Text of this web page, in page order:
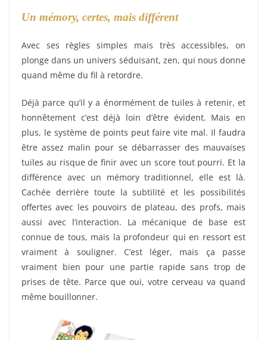
Un mémory, certes, mais différent
Avec ses règles simples mais très accessibles, on
plonge dans un univers séduisant, zen, qui nous donne
quand même du fil à retordre.
Déjà parce qu’il y a énormément de tuiles à retenir, et
honnêtement c’est déjà loin d’être évident. Mais en
plus, le système de points peut faire vite mal. Il faudra
être assez malin pour se débarrasser des mauvaises
tuiles au risque de finir avec un score tout pourri. Et la
différence avec un mémory traditionnel, elle est là.
Cachée derrière toute la subtilité et les possibilités
offertes avec les pouvoirs de plateau, des profs, mais
aussi avec l’interaction. La mécanique de base est
connue de tous, mais la profondeur qui en ressort est
vraiment à souligner. C’est léger, mais ça passe
vraiment bien pour une partie rapide sans trop de
prises de tête. Parce que oui, votre cerveau va quand
même bouillonner.